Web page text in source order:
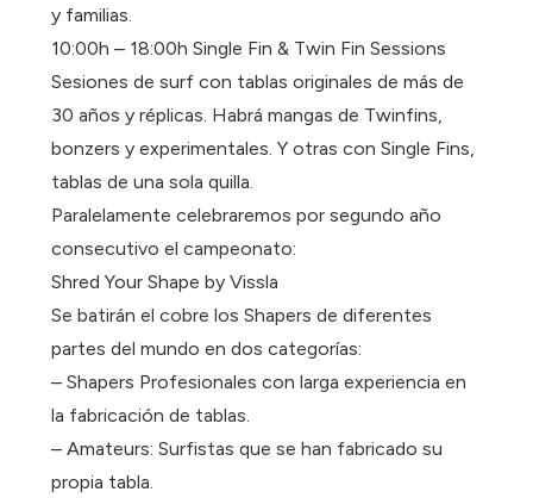
y familias.
10:00h – 18:00h Single Fin & Twin Fin Sessions
Sesiones de surf con tablas originales de más de
30 años y réplicas. Habrá mangas de Twinfins,
bonzers y experimentales. Y otras con Single Fins,
tablas de una sola quilla.
Paralelamente celebraremos por segundo año
consecutivo el campeonato:
Shred Your Shape by Vissla
Se batirán el cobre los Shapers de diferentes
partes del mundo en dos categorías:
– Shapers Profesionales con larga experiencia en
la fabricación de tablas.
– Amateurs: Surfistas que se han fabricado su
propia tabla.